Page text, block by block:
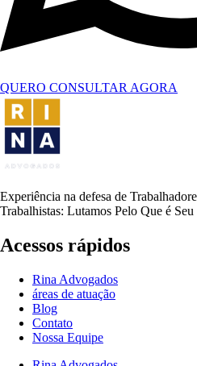
QUERO CONSULTAR AGORA
Experiência na defesa de
Trabalhistas: Lutamos Pelo Que é
Acessos rápidos
Rina Advogados
áreas de atuação
Blog
Contato
Nossa Equipe